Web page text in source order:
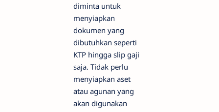
diminta untuk
menyiapkan
dokumen yang
dibutuhkan seperti
KTP hingga slip gaji
saja. Tidak perlu
menyiapkan aset
atau agunan yang
akan digunakan